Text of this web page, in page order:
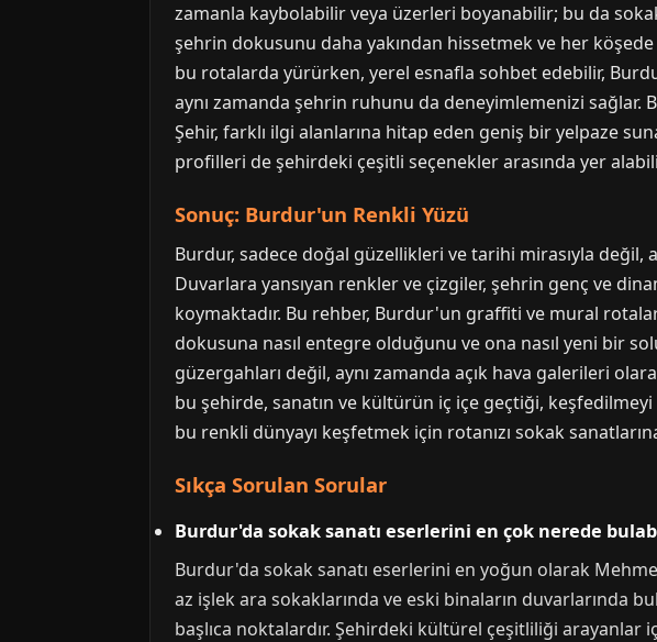
zamanla kaybolabilir veya üzerleri boyanabilir; bu da
şehrin dokusunu daha yakından hissetmek ve her
bu rotalarda yürürken, yerel esnafla sohbet edebilir,
aynı zamanda şehrin ruhunu da deneyimlemenizi
Şehir, farklı ilgi alanlarına hitap eden geniş bir yelpaze
profilleri de şehirdeki çeşitli seçenekler arasında yer
Sonuç: Burdur'un Renkli Yüzü
Burdur, sadece doğal güzellikleri ve tarihi mirasıyla
Duvarlara yansıyan renkler ve çizgiler, şehrin genç ve
koymaktadır. Bu rehber, Burdur'un graffiti ve mural
dokusuna nasıl entegre olduğunu ve ona nasıl yeni bir
güzergahları değil, aynı zamanda açık hava galerileri
bu şehirde, sanatın ve kültürün iç içe geçtiği,
bu renkli dünyayı keşfetmek için rotanızı sokak
Sıkça Sorulan Sorular
Burdur'da sokak sanatı eserlerini en çok nerede
Burdur'da sokak sanatı eserlerini en yoğun olarak
az işlek ara sokaklarında ve eski binaların duvarlarında
başlıca noktalardır. Şehirdeki kültürel çeşitliliği arayanlar